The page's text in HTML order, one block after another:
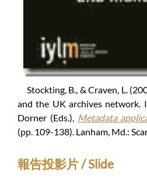
Stockting, B., & Craven, L.
and the UK archives network.
Dorner (Eds.),
Metadata
(pp. 109-138). Lanham, Md.:
報告投影片 / Slide